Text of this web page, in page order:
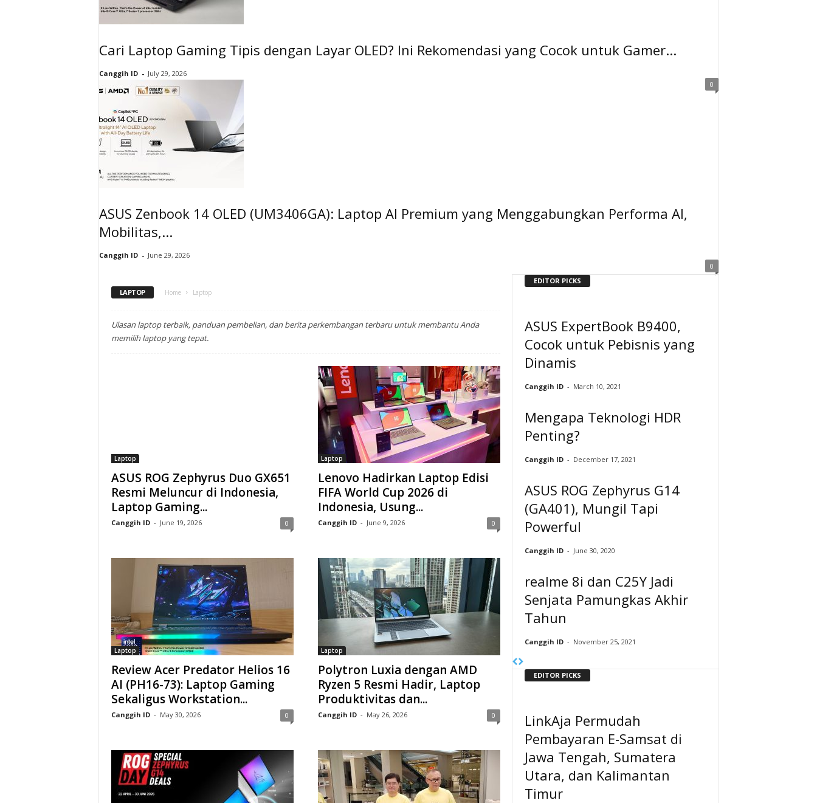
Cari Laptop Gaming Tipis dengan Layar OLED? Ini Rekomendasi yang Cocok untuk Gamer...
Canggih ID - July 29, 2026
0
ASUS Zenbook 14 OLED (UM3406GA): Laptop AI Premium yang Menggabungkan Performa AI,
Mobilitas,...
Canggih ID - June 29, 2026
0
LAPTOP Home Laptop
Ulasan laptop terbaik, panduan pembelian, dan berita perkembangan terbaru untuk membantu Anda
memilih laptop yang tepat.
Laptop
ASUS ROG Zephyrus Duo GX651
Resmi Meluncur di Indonesia,
Laptop Gaming...
Canggih ID - June 19, 2026 0
Laptop
Lenovo Hadirkan Laptop Edisi
FIFA World Cup 2026 di
Indonesia, Usung...
Canggih ID - June 9, 2026 0
Laptop
Review Acer Predator Helios 16
AI (PH16-73): Laptop Gaming
Sekaligus Workstation...
Canggih ID - May 30, 2026 0
Laptop
Polytron Luxia dengan AMD
Ryzen 5 Resmi Hadir, Laptop
Produktivitas dan...
Canggih ID - May 26, 2026 0
EDITOR PICKS
ASUS ExpertBook B9400,
Cocok untuk Pebisnis yang
Dinamis
Canggih ID - March 10, 2021
Mengapa Teknologi HDR
Penting?
Canggih ID - December 17, 2021
ASUS ROG Zephyrus G14
(GA401), Mungil Tapi
Powerful
Canggih ID - June 30, 2020
realme 8i dan C25Y Jadi
Senjata Pamungkas Akhir
Tahun
Canggih ID - November 25, 2021
EDITOR PICKS
LinkAja Permudah
Pembayaran E-Samsat di
Jawa Tengah, Sumatera
Utara, dan Kalimantan
Timur